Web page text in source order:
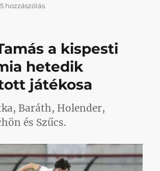
hozzászólásKét
választások
című
bejegyzéshez
a kispesti
hetedik
játékosa
Baráth, Holender,
és Szűcs.